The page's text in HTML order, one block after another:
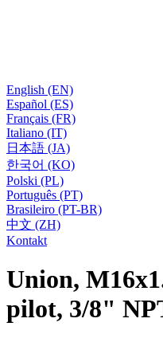
English (EN)
Español (ES)
Français (FR)
Italiano (IT)
日本語 (JA)
한국어 (KO)
Polski (PL)
Português (PT)
Brasileiro (PT-BR)
中文 (ZH)
Kontakt
Union,
pilot, 3/8"